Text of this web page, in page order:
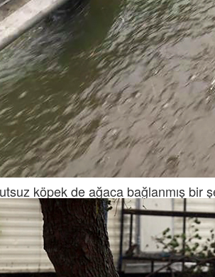
köpek de ağaca bağlanmış